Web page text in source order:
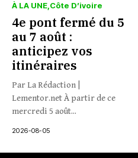
À LA UNE Côte D’ivoire
4e pont fermé du 5
au 7 août :
anticipez vos
itinéraires
Par La Rédaction |
Lementor.net À partir de ce
mercredi 5 août...
2026-08-05